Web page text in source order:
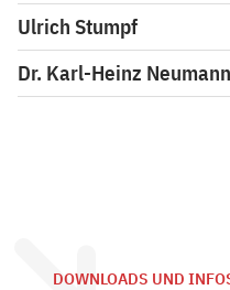
Ulrich Stumpf
Dr. Karl-Heinz Neumann
DOWNLOADS UND